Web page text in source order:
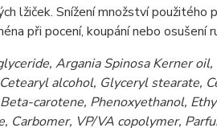
lžiček. Snížení množství použitého
při pocení, koupání nebo osušení
Argania Spinosa Kerner
alcohol, Glyceryl stearate,
carotene, Phenoxyethanol,
Carbomer, VP/VA copolymer,